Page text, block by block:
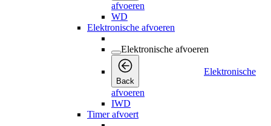
afvoeren
WD
Elektronische afvoeren
Elektronische afvoeren
Back
Elektronische
afvoeren
IWD
Timer afvoert